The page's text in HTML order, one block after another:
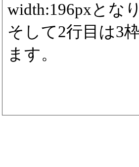
width:196pxとな
そして2行目は3
ます。